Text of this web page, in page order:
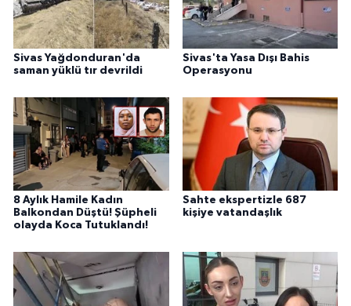
Sivas Yağdonduran'da
saman yüklü tır devrildi
Sivas'ta Yasa Dışı Bahis
Operasyonu
8 Aylık Hamile Kadın
Balkondan Düştü! Şüpheli
olayda Koca Tutuklandı!
Sahte ekspertizle 687
kişiye vatandaşlık